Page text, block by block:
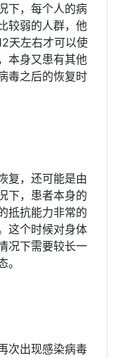
下，每个人的病
较弱的人群，他
天左右才可以使
本身又患有其他
毒之后的恢复时
复，还可能是由
下，患者本身的
抵抗能力非常的
这个时候对身体
况下需要较长一
次出现感染病毒